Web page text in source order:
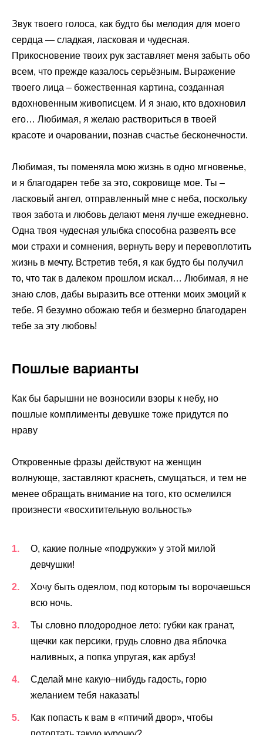
Звук твоего голоса, как будто бы мелодия для моего
сердца — сладкая, ласковая и чудесная.
Прикосновение твоих рук заставляет меня забыть обо
всем, что прежде казалось серьёзным. Выражение
твоего лица – божественная картина, созданная
вдохновенным живописцем. И я знаю, кто вдохновил
его… Любимая, я желаю раствориться в твоей
красоте и очаровании, познав счастье бесконечности.
Любимая, ты поменяла мою жизнь в одно мгновенье,
и я благодарен тебе за это, сокровище мое. Ты –
ласковый ангел, отправленный мне с неба, поскольку
твоя забота и любовь делают меня лучше ежедневно.
Одна твоя чудесная улыбка способна развеять все
мои страхи и сомнения, вернуть веру и перевоплотить
жизнь в мечту. Встретив тебя, я как будто бы получил
то, что так в далеком прошлом искал… Любимая, я не
знаю слов, дабы выразить все оттенки моих эмоций к
тебе. Я безумно обожаю тебя и безмерно благодарен
тебе за эту любовь!
Пошлые варианты
Как бы барышни не возносили взоры к небу, но
пошлые комплименты девушке тоже придутся по
нраву
Откровенные фразы действуют на женщин
волнующе, заставляют краснеть, смущаться, и тем не
менее обращать внимание на того, кто осмелился
произнести «восхитительную вольность»
О, какие полные «подружки» у этой милой
девчушки!
Хочу быть одеялом, под которым ты ворочаешься
всю ночь.
Ты словно плодородное лето: губки как гранат,
щечки как персики, грудь словно два яблочка
наливных, а попка упругая, как арбуз!
Сделай мне какую–нибудь гадость, горю
желанием тебя наказать!
Как попасть к вам в «птичий двор», чтобы